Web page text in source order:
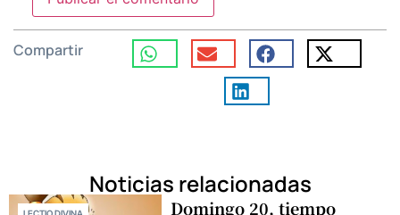
Compartir
Noticias relacionadas
Domingo 20, tiempo